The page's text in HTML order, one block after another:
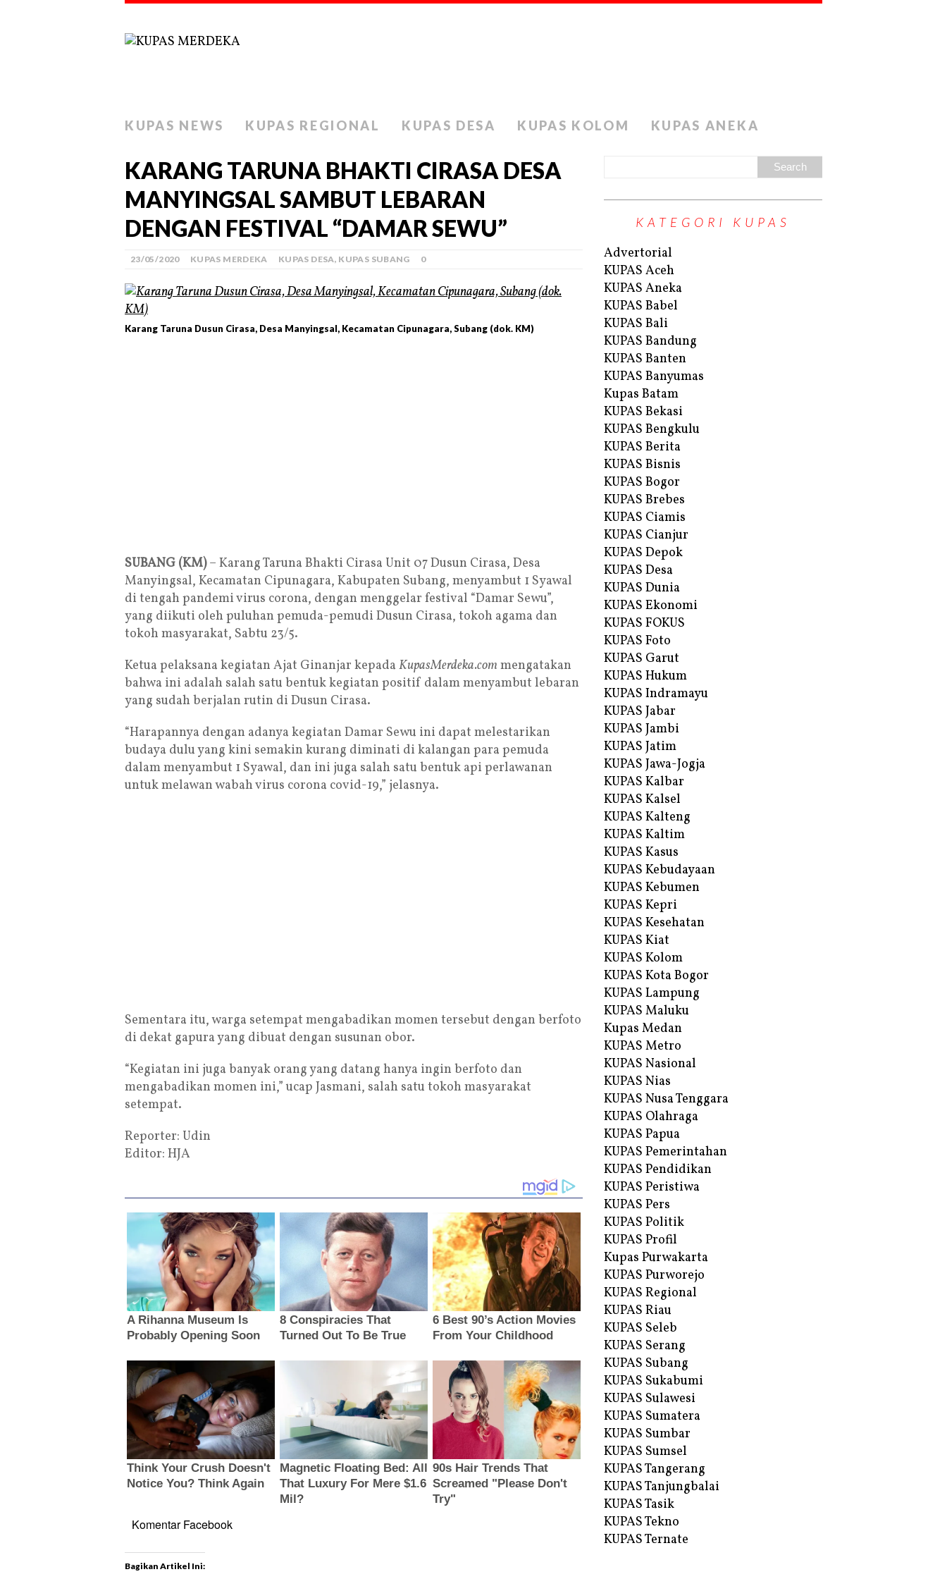
KUPAS NEWS KUPAS REGIONAL KUPAS DESA KUPAS KOLOM KUPAS ANEKA
KARANG TARUNA BHAKTI CIRASA DESA
MANYINGSAL SAMBUT LEBARAN
DENGAN FESTIVAL “DAMAR SEWU”
23/05/2020 KUPAS MERDEKA KUPAS DESA, KUPAS SUBANG 0
Karang Taruna Dusun Cirasa, Desa Manyingsal, Kecamatan Cipunagara, Subang (dok. KM)
SUBANG (KM)– Karang Taruna Bhakti Cirasa Unit 07 Dusun Cirasa, Desa
Manyingsal, Kecamatan Cipunagara, Kabupaten Subang, menyambut 1 Syawal
di tengah pandemi virus corona, dengan menggelar festival “Damar Sewu”,
yang diikuti oleh puluhan pemuda-pemudi Dusun Cirasa, tokoh agama dan
tokoh masyarakat, Sabtu 23/5.
Ketua pelaksana kegiatan Ajat Ginanjar kepada KupasMerdeka.com mengatakan
bahwa ini adalah salah satu bentuk kegiatan positif dalam menyambut lebaran
yang sudah berjalan rutin di Dusun Cirasa.
“Harapannya dengan adanya kegiatan Damar Sewu ini dapat melestarikan
budaya dulu yang kini semakin kurang diminati di kalangan para pemuda
dalam menyambut 1 Syawal, dan ini juga salah satu bentuk api perlawanan
untuk melawan wabah virus corona covid-19,” jelasnya.
Sementara itu, warga setempat mengabadikan momen tersebut dengan berfoto
di dekat gapura yang dibuat dengan susunan obor.
“Kegiatan ini juga banyak orang yang datang hanya ingin berfoto dan
mengabadikan momen ini,” ucap Jasmani, salah satu tokoh masyarakat
setempat.
Reporter: Udin
Editor: HJA
Komentar Facebook
Bagikan Artikel Ini:
KATEGORI KUPAS
Advertorial
KUPAS Aceh
KUPAS Aneka
KUPAS Babel
KUPAS Bali
KUPAS Bandung
KUPAS Banten
KUPAS Banyumas
Kupas Batam
KUPAS Bekasi
KUPAS Bengkulu
KUPAS Berita
KUPAS Bisnis
KUPAS Bogor
KUPAS Brebes
KUPAS Ciamis
KUPAS Cianjur
KUPAS Depok
KUPAS Desa
KUPAS Dunia
KUPAS Ekonomi
KUPAS FOKUS
KUPAS Foto
KUPAS Garut
KUPAS Hukum
KUPAS Indramayu
KUPAS Jabar
KUPAS Jambi
KUPAS Jatim
KUPAS Jawa-Jogja
KUPAS Kalbar
KUPAS Kalsel
KUPAS Kalteng
KUPAS Kaltim
KUPAS Kasus
KUPAS Kebudayaan
KUPAS Kebumen
KUPAS Kepri
KUPAS Kesehatan
KUPAS Kiat
KUPAS Kolom
KUPAS Kota Bogor
KUPAS Lampung
KUPAS Maluku
Kupas Medan
KUPAS Metro
KUPAS Nasional
KUPAS Nias
KUPAS Nusa Tenggara
KUPAS Olahraga
KUPAS Papua
KUPAS Pemerintahan
KUPAS Pendidikan
KUPAS Peristiwa
KUPAS Pers
KUPAS Politik
KUPAS Profil
Kupas Purwakarta
KUPAS Purworejo
KUPAS Regional
KUPAS Riau
KUPAS Seleb
KUPAS Serang
KUPAS Subang
KUPAS Sukabumi
KUPAS Sulawesi
KUPAS Sumatera
KUPAS Sumbar
KUPAS Sumsel
KUPAS Tangerang
KUPAS Tanjungbalai
KUPAS Tasik
KUPAS Tekno
KUPAS Ternate